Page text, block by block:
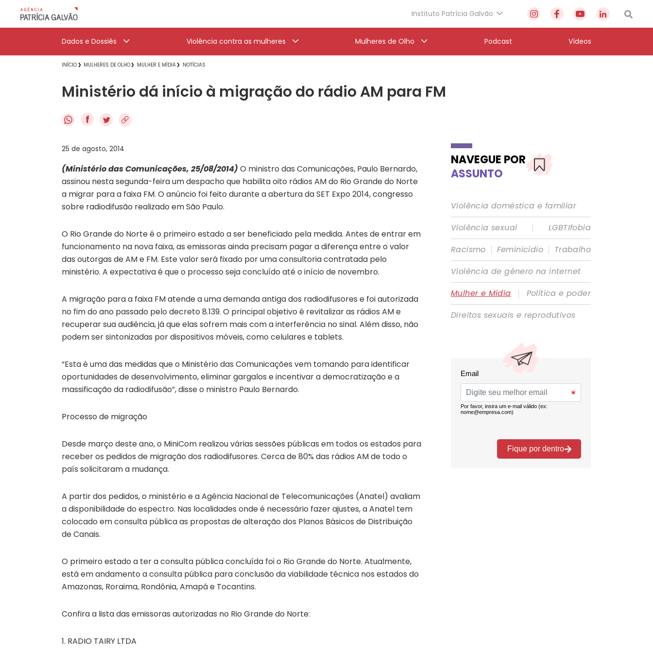
Instituto Patrícia Galvão
Dados e Dossiês Violência contra as mulheres Mulheres de Olho Podcast Vídeos
INÍCIO MULHERES DE OLHO MULHER E MÍDIA NOTÍCIAS
Ministério dá início à migração do rádio AM para FM
f
25 de agosto, 2014
(Ministério das Comunicações, 25/08/2014) O ministro das Comunicações, Paulo Bernardo,
assinou nesta segunda-feira um despacho que habilita oito rádios AM do Rio Grande do Norte
a migrar para a faixa FM. O anúncio foi feito durante a abertura da SET Expo 2014, congresso
sobre radiodifusão realizado em São Paulo.
O Rio Grande do Norte é o primeiro estado a ser beneficiado pela medida. Antes de entrar em
funcionamento na nova faixa, as emissoras ainda precisam pagar a diferença entre o valor
das outorgas de AM e FM. Este valor será fixado por uma consultoria contratada pelo
ministério. A expectativa é que o processo seja concluído até o início de novembro.
A migração para a faixa FM atende a uma demanda antiga dos radiodifusores e foi autorizada
no fim do ano passado pelo decreto 8.139. O principal objetivo é revitalizar as rádios AM e
recuperar sua audiência, já que elas sofrem mais com a interferência no sinal. Além disso, não
podem ser sintonizadas por dispositivos móveis, como celulares e tablets.
“Esta é uma das medidas que o Ministério das Comunicações vem tomando para identificar
oportunidades de desenvolvimento, eliminar gargalos e incentivar a democratização e a
massificação da radiodifusão”, disse o ministro Paulo Bernardo.
Processo de migração
Desde março deste ano, o MiniCom realizou várias sessões públicas em todos os estados para
receber os pedidos de migração dos radiodifusores. Cerca de 80% das rádios AM de todo o
país solicitaram a mudança.
A partir dos pedidos, o ministério e a Agência Nacional de Telecomunicações (Anatel) avaliam
a disponibilidade do espectro. Nas localidades onde é necessário fazer ajustes, a Anatel tem
colocado em consulta pública as propostas de alteração dos Planos Básicos de Distribuição
de Canais.
O primeiro estado a ter a consulta pública concluída foi o Rio Grande do Norte. Atualmente,
está em andamento a consulta pública para conclusão da viabilidade técnica nos estados do
Amazonas, Roraima, Rondônia, Amapá e Tocantins.
Confira a lista das emissoras autorizadas no Rio Grande do Norte:
1. RADIO TAIRY LTDA
NAVEGUE POR
ASSUNTO
Violência doméstica e familiar
Violência sexual
|
LGBTIfobia
Racismo | Feminicídio | Trabalho
Violência de gênero na internet
Mulher e Mídia
|
Política e poder
Direitos sexuais e reprodutivos